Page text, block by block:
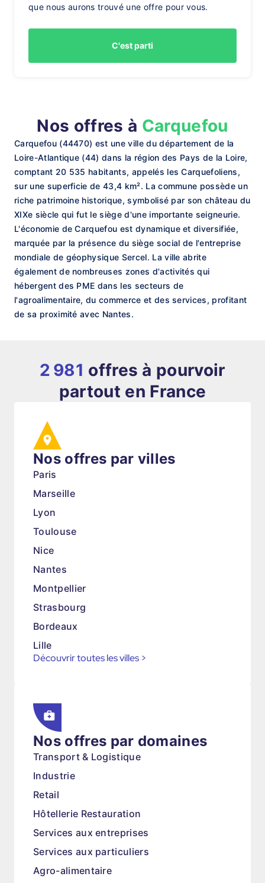
que nous aurons trouvé une offre pour vous.
C'est parti
Nos offres à Carquefou
Carquefou (44470) est une ville du département de la
Loire-Atlantique (44) dans la région des Pays de la Loire,
comptant 20 535 habitants, appelés les Carquefoliens,
sur une superficie de 43,4 km². La commune possède un
riche patrimoine historique, symbolisé par son château du
XIXe siècle qui fut le siège d'une importante seigneurie.
L'économie de Carquefou est dynamique et diversifiée,
marquée par la présence du siège social de l'entreprise
mondiale de géophysique Sercel. La ville abrite
également de nombreuses zones d'activités qui
hébergent des PME dans les secteurs de
l'agroalimentaire, du commerce et des services, profitant
de sa proximité avec Nantes.
2 981 offres à pourvoir
partout en France
Nos offres par villes
Paris
Marseille
Lyon
Toulouse
Nice
Nantes
Montpellier
Strasbourg
Bordeaux
Lille
Découvrir toutes les villes >
Nos offres par domaines
Transport & Logistique
Industrie
Retail
Hôtellerie Restauration
Services aux entreprises
Services aux particuliers
Agro-alimentaire